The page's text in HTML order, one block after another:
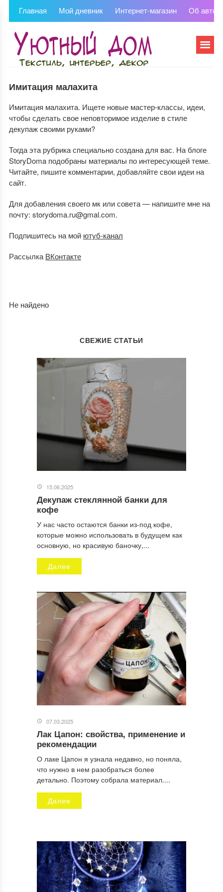
Главная Мой дневник Интернет-магазин Об
Имитация малахита
Имитация малахита. Ищете новые мастер-классы, идеи,
чтобы сделать свое неповторимое изделие в стиле
декупаж своими руками?
Тогда эта рубрика специально создана для вас. На блоге
StoryDoma подобраны материалы по интересующей теме.
Читайте, пишите комментарии, добавляйте свои идеи на
сайт.
Для добавления своего мк или совета — напишите мне на
почту: storydoma.ru@gmal.com.
Подпишитесь на мой ютуб-канал
Рассылка ВКонтакте
Не найдено
СВЕЖИЕ СТАТЬИ
15.06.2025
Декупаж стеклянной банки для
кофе
У нас часто остаются банки из-под кофе,
которые можно использовать в будущем как
основную, но красивую баночку,...
Далее
07.03.2025
Лак Цапон: свойства, применение и
рекомендации
О лаке Цапон я узнала недавно, но поняла,
что нужно в нем разобраться более
детально. Поэтому собрала материал....
Далее